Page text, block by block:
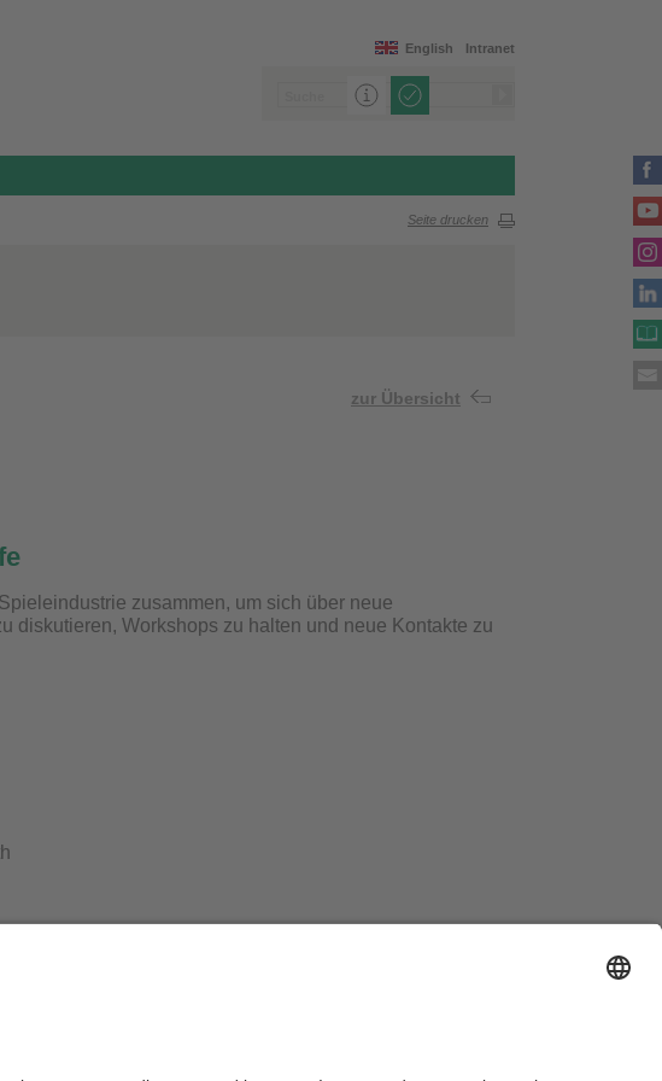
Intranet
English
Seite drucken
zur Übersicht
zusammen, um sich über neue
diskutieren, Workshops zu halten und neue Kontakte zu